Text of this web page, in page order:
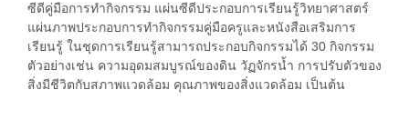
ซีดีคู่มือการทำกิจกรรม แผ่นซีดีประกอบการเรียนรู้วิทยาศาสตร์
แผ่นภาพประกอบการทำกิจกรรมคู่มือครูและหนังสือเสริมการ
เรียนรู้ ในชุดการเรียนรู้สามารถประกอบกิจกรรมได้ 30 กิจกรรม
ตัวอย่างเช่น ความอุดมสมบูรณ์ของดิน วัฏจักรนํ้า การปรับตัวของ
สิ่งมีชีวิตกับสภาพแวดล้อม คุณภาพของสิ่งแวดล้อม เป็นต้น